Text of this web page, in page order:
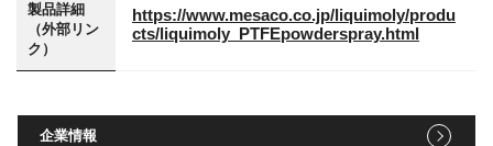
製品詳細
（外部リン
ク）
https://www.mesaco.co.jp/liquimoly/produ
cts/liquimoly_PTFEpowderspray.html
企業情報